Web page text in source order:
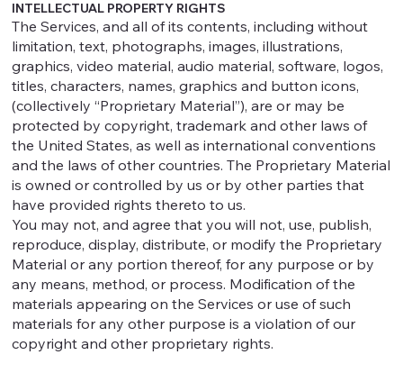
INTELLECTUAL PROPERTY RIGHTS
The Services, and all of its contents, including without
limitation, text, photographs, images, illustrations,
graphics, video material, audio material, software, logos,
titles, characters, names, graphics and button icons,
(collectively “Proprietary Material”), are or may be
protected by copyright, trademark and other laws of
the United States, as well as international conventions
and the laws of other countries. The Proprietary Material
is owned or controlled by us or by other parties that
have provided rights thereto to us.
You may not, and agree that you will not, use, publish,
reproduce, display, distribute, or modify the Proprietary
Material or any portion thereof, for any purpose or by
any means, method, or process. Modification of the
materials appearing on the Services or use of such
materials for any other purpose is a violation of our
copyright and other proprietary rights.